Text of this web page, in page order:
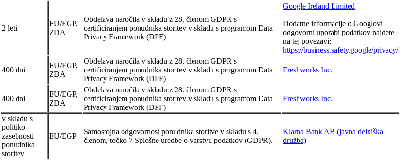
2 leti
EU/EGP,
ZDA
Obdelava naročila v skladu z 28. členom GDPR s
certificiranjem ponudnika storitev v skladu s programom Data
Privacy Framework (DPF)
Google Ireland Limited
Dodatne informacije o Googlovi
odgovorni uporabi podatkov najdete
na tej povezavi:
https://business.safety.google/privacy/
400 dni
EU/EGP,
ZDA
Obdelava naročila v skladu z 28. členom GDPR s
certificiranjem ponudnika storitev v skladu s programom Data
Privacy Framework (DPF)
Freshworks Inc.
400 dni
EU/EGP,
ZDA
Obdelava naročila v skladu z 28. členom GDPR s
certificiranjem ponudnika storitev v skladu s programom Data
Privacy Framework (DPF)
Freshworks Inc.
v skladu s
politiko
zasebnosti
ponudnika
storitev
EU/EGP
Samostojna odgovornost ponudnika storitve v skladu s 4.
členom, točko 7 Splošne uredbe o varstvu podatkov (GDPR).
Klarna Bank AB (javna delniška
družba)